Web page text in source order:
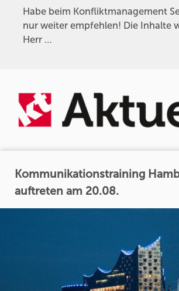
Habe beim Konfliktmanagement
nur weiter empfehlen! Die Inhalte
Herr …
Kommunikationstraining
auftreten am 20.08.